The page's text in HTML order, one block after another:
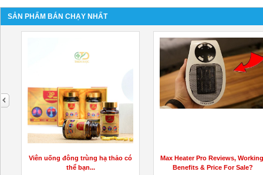
SẢN PHẨM BÁN CHẠY NHẤT
Viên uống đông trùng hạ thảo có
thể bạn...
Max Heater Pro Reviews,
Benefits & Price For Sale?